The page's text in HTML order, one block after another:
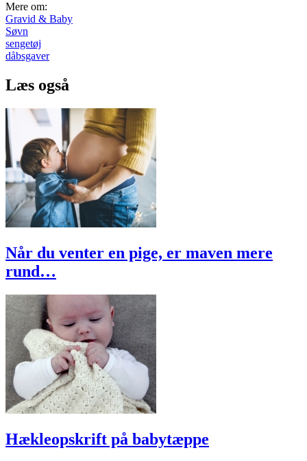
Mere om:
Gravid & Baby
Søvn
sengetøj
dåbsgaver
Læs også
Når du venter en pige, er maven mere
rund…
Hækleopskrift på babytæppe